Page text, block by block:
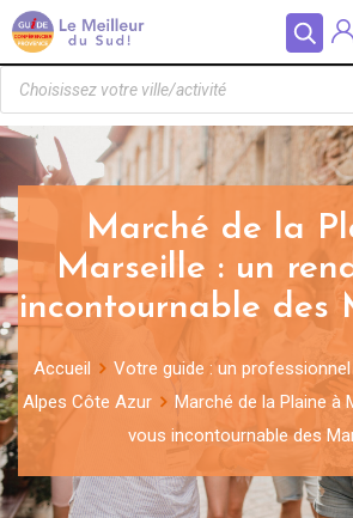
Panneau de gestion des cookies
Marché de la
Marseille : un
incontournable des
Accueil Votre guide : un
Alpes Côte Azur
Marché de la Plaine à
vous incontournable des